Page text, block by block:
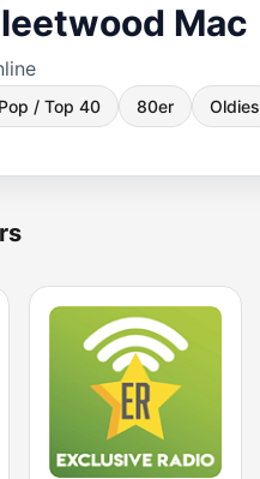
Mac
Pop / Top 40 80er Oldies